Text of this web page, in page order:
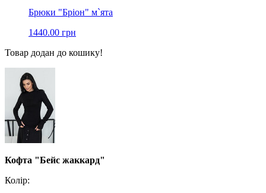
Брюки "Бріон" м`ята
1440.00 грн
Товар додан до кошику!
Кофта "Бейс жаккард"
Колір: